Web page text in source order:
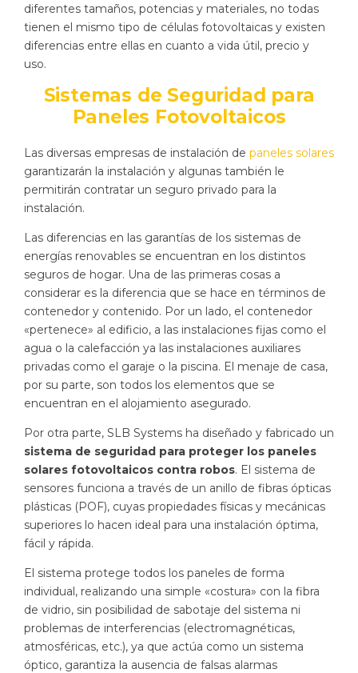
diferentes tamaños, potencias y materiales, no todas
tienen el mismo tipo de células fotovoltaicas y existen
diferencias entre ellas en cuanto a vida útil, precio y
uso.
Sistemas de Seguridad para
Paneles Fotovoltaicos
Las diversas empresas de instalación de paneles solares
garantizarán la instalación y algunas también le
permitirán contratar un seguro privado para la
instalación.
Las diferencias en las garantías de los sistemas de
energías renovables se encuentran en los distintos
seguros de hogar. Una de las primeras cosas a
considerar es la diferencia que se hace en términos de
contenedor y contenido. Por un lado, el contenedor
«pertenece» al edificio, a las instalaciones fijas como el
agua o la calefacción ya las instalaciones auxiliares
privadas como el garaje o la piscina. El menaje de casa,
por su parte, son todos los elementos que se
encuentran en el alojamiento asegurado.
Por otra parte, SLB Systems ha diseñado y fabricado un
sistema de seguridad para proteger los paneles
solares fotovoltaicos contra robos. El sistema de
sensores funciona a través de un anillo de fibras ópticas
plásticas (POF), cuyas propiedades físicas y mecánicas
superiores lo hacen ideal para una instalación óptima,
fácil y rápida.
El sistema protege todos los paneles de forma
individual, realizando una simple «costura» con la fibra
de vidrio, sin posibilidad de sabotaje del sistema ni
problemas de interferencias (electromagnéticas,
atmosféricas, etc.), ya que actúa como un sistema
óptico, garantiza la ausencia de falsas alarmas